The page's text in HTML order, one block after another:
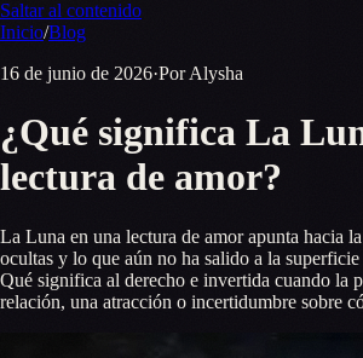
Saltar al contenido
Inicio/Blog
16 de junio de 2026·Por Alysha
¿Qué significa La
lectura de amor?
La Luna en una lectura de amor apunta hacia
ocultas y lo que aún no ha salido a la superficie
Qué significa al derecho e invertida cuando la
relación, una atracción o incertidumbre sobre